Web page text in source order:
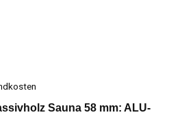
Sauna 58 mm: ALU-